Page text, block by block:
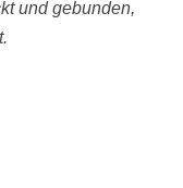
und gebunden,